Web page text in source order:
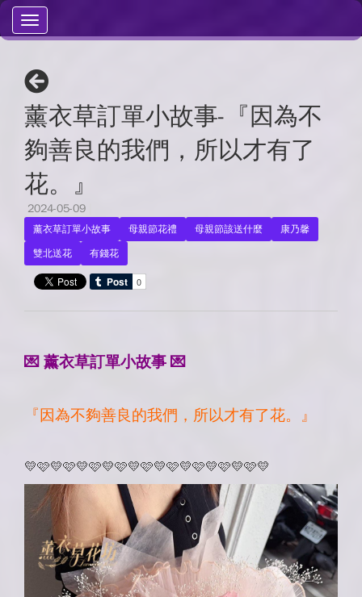
Toggle
navigation
薰衣草訂單小故事-『因為不
夠善良的我們，所以才有了
花。』
2024-05-09
薰衣草訂單小故事 母親節花禮 母親節該送什麼
康乃馨
雙北送花
有錢花
💌 薰衣草訂單小故事 💌
『因為不夠善良的我們，所以才有了花。』
💛🩷💛🩷💛🩷💛🩷💛🩷💛🩷💛🩷💛🩷💛🩷💛